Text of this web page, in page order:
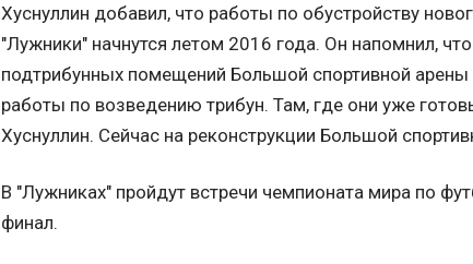
Хуснуллин добавил, что работы по обустройству
"Лужники" начнутся летом 2016 года. Он напомнил,
подтрибунных помещений Большой спортивной
работы по возведению трибун. Там, где они уже
Хуснуллин. Сейчас на реконструкции Большой
В "Лужниках" пройдут встречи чемпионата мира по
финал.